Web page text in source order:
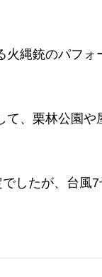
縄銃のパフォ
、栗林公園や
したが、台風7